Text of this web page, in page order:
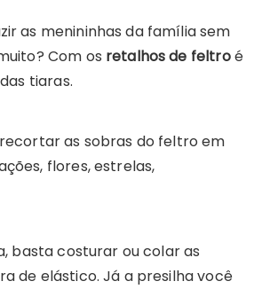
as menininhas da família sem
Com os retalhos de feltroé
tiaras.
as sobras do feltro em
flores, estrelas,
basta costurar ou colar as
de elástico. Já a presilha você